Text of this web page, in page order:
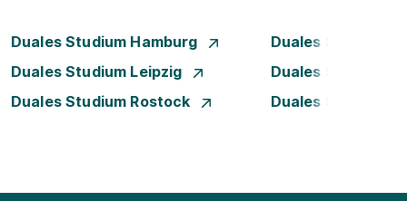
Duales Studium Hamburg
Duales Studium
Duales Studium Leipzig
Duales Studium
Duales Studium Rostock
Duales Studium